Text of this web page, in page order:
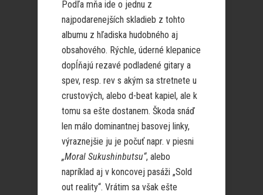
Podľa mňa ide o jednu z
najpodarenejších skladieb z tohto
albumu z hľadiska hudobného aj
obsahového. Rýchle, úderné klepanice
dopĺňajú rezavé podladené gitary a
spev, resp. rev s akým sa stretnete u
crustových, alebo d-beat kapiel, ale k
tomu sa ešte dostanem. Škoda snáď
len málo dominantnej basovej linky,
výraznejšie ju je počuť napr. v piesni
„Moral Sukushinbutsu“, alebo
napríklad aj v koncovej pasáži „Sold
out reality“. Vrátim sa však ešte